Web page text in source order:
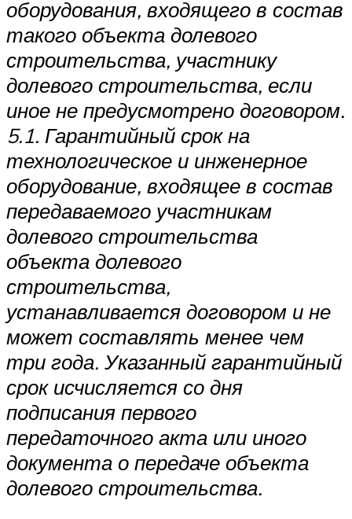
оборудования, входящего в состав
такого объекта долевого
строительства, участнику
долевого строительства, если
иное не предусмотрено договором.
5.1. Гарантийный срок на
технологическое и инженерное
оборудование, входящее в состав
передаваемого участникам
долевого строительства
объекта долевого
строительства,
устанавливается договором и не
может составлять менее чем
три года. Указанный гарантийный
срок исчисляется со дня
подписания первого
передаточного акта или иного
документа о передаче объекта
долевого строительства.